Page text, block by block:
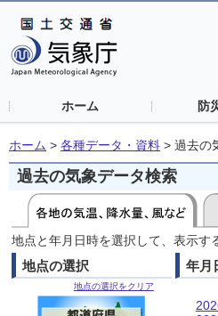
ホーム 防
ホーム > 各種データ・資料 > 過去の
過去の気象データ検索
地点と年月日時を選択して、表示す
地点の選択
地点の選択をクリア
年月